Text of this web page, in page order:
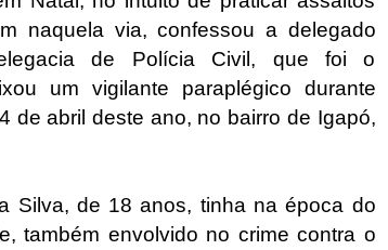
naquela via, confessou a delegado
de Polícia Civil, que foi o
um vigilante paraplégico durante
de abril deste ano, no bairro de Igapó,
Silva, de 18 anos, tinha na época do
também envolvido no crime contra o